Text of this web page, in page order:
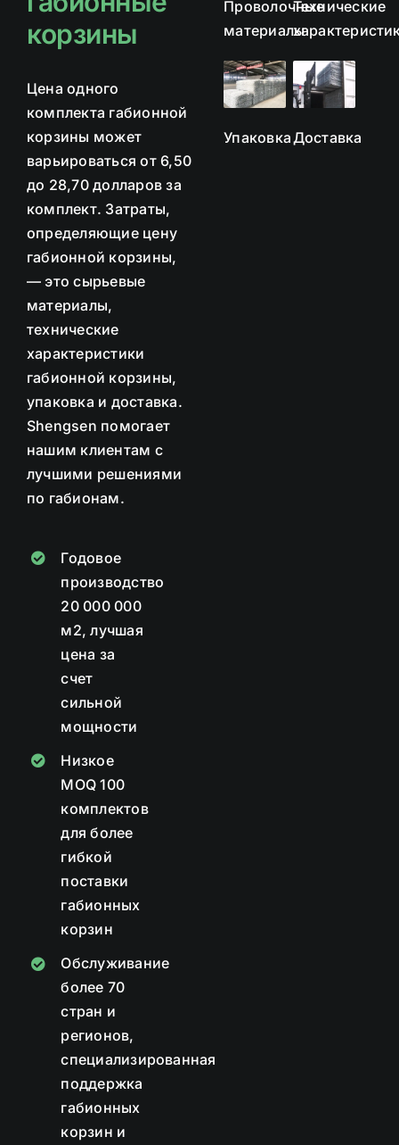
корзины
Цена одного
комплекта габионной
корзины может
варьироваться от 6,50
до 28,70 долларов за
комплект. Затраты,
определяющие цену
габионной корзины,
— это сырьевые
материалы,
технические
характеристики
габионной корзины,
упаковка и доставка.
Shengsen помогает
нашим клиентам с
лучшими решениями
по габионам.
Годовое
производство
20 000 000
м2, лучшая
цена за
счет
сильной
мощности
Низкое
MOQ 100
комплектов
для более
гибкой
поставки
габионных
корзин
Обслуживание
более 70
стран и
регионов,
специализированная
поддержка
габионных
корзин и
Проволочные
материалы
Технические
УпаковкаДоставка